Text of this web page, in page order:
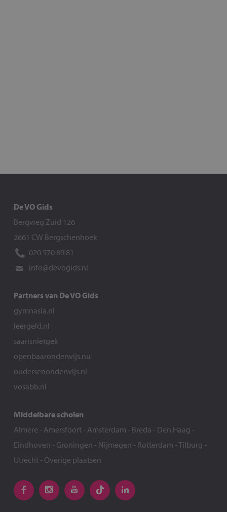
De VO Gids
Bergweg Zuid 126
2661 CW Bergschenhoek
020 570 89 81
info@devogids.nl
Partners van De VO Gids
gymnasia.nl
leergeld.nl
saarisnietgek
openbaaronderwijs.nu
oudersenonderwijs.nl
vosabb.nl
Middelbare scholen
Almere - Amersfoort- Amsterdam - Breda - Den Haag -
Eindhoven - Groningen - Nijmegen - Rotterdam -Tilburg -
Utrecht- Overige plaatsen